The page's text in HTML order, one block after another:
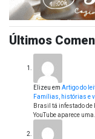
Últimos
Elizeu em Artigo do
Famílias, histórias e
Brasil tá infestado de
YouTube aparece